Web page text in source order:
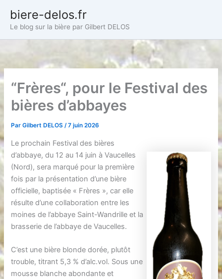
contenu
biere-delos.fr
Le blog sur la bière par Gilbert DELOS
“Frères“, pour le Festival des
bières d’abbayes
ParGilbert DELOS/7 juin 2026
Le prochain Festival des bières
d’abbaye, du 12 au 14 juin à Vaucelles
(Nord), sera marqué pour la première
fois par la présentation d’une bière
officielle, baptisée « Frères », car elle
résulte d’une collaboration entre les
moines de l’abbaye Saint-Wandrille et la
brasserie de l’abbaye de Vaucelles.
C’est une bière blonde dorée, plutôt
trouble, titrant 5,3 % d’alc.vol. Sous une
mousse blanche abondante et